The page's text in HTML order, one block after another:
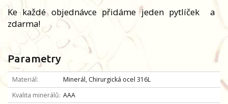
Ke každé objednávce přidáme jeden pytlíček
a
zdarma!
Parametry
Materiál
Minerál, Chirurgická ocel 316L
Kvalita minerálů AAA